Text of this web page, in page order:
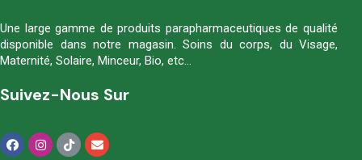
Une large gamme de produits parapharmaceutiques de qualité
disponible dans notre magasin. Soins du corps, du Visage,
Maternité, Solaire, Minceur, Bio, etc…
Suivez-Nous Sur